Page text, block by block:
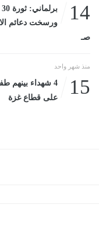
14
صـ
منذ شهر واحد
15
على قطاع غزة